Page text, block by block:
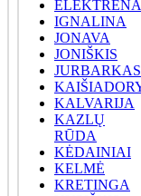
IGNALINA
JONAVA
JONIŠKIS
JURBARKAS
KALVARIJA
KAZLŲ
RŪDA
KĖDAINIAI
KELMĖ
KRETINGA